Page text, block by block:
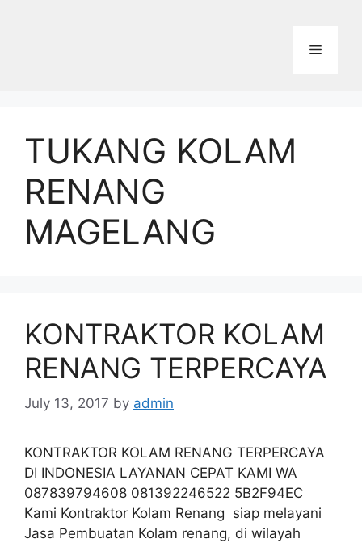
Menu
TUKANG KOLAM
RENANG
MAGELANG
KONTRAKTOR KOLAM
RENANG TERPERCAYA
July 13, 2017 by admin
KONTRAKTOR KOLAM RENANG TERPERCAYA
DI INDONESIA LAYANAN CEPAT KAMI WA
087839794608 081392246522 5B2F94EC
Kami Kontraktor Kolam Renang siap melayani
Jasa Pembuatan Kolam renang, di wilayah